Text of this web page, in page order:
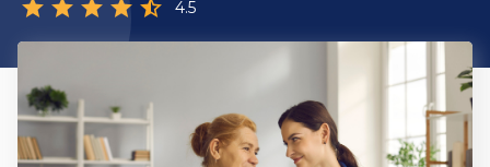
star star star star star_half 4.5